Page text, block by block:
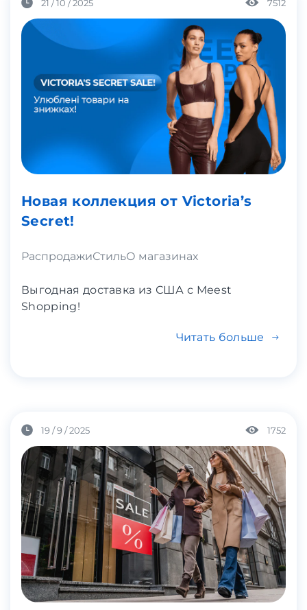
21 / 10 / 2025 7512
Новая коллекция от Victoria’s
Secret!
РаспродажиСтильО магазинах
Выгодная доставка из США с Meest
Shopping!
Читать больше
19 / 9 / 2025 1752